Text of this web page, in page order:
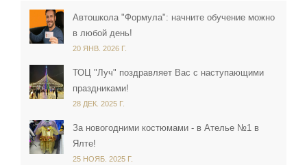
Автошкола "Формула": начните обучение можно
в любой день!
20 ЯНВ. 2026 Г.
ТОЦ "Луч" поздравляет Вас с наступающими
праздниками!
28 ДЕК. 2025 Г.
За новогодними костюмами - в Ателье №1 в
Ялте!
25 НОЯБ. 2025 Г.